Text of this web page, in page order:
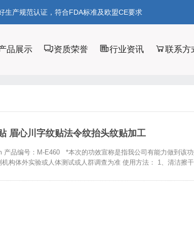
生产规范认证，符合FDA标准及欧盟CE要求
品展示 资质荣誉 行业资讯 联系方
眉心川字纹贴法令纹抬头纹贴加工
产品编号：M-E460 *本次的功效宣称是指我公司有能力做到该
构体外实验或人体测试或人群调查为准 使用方法： 1、清洁擦